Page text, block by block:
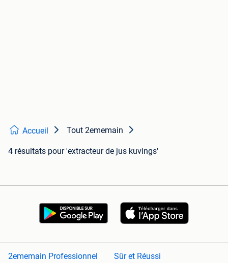
Accueil Tout 2ememain
4 résultats pour 'extracteur de jus kuvings'
2ememain Professionnel Sûr et Réussi